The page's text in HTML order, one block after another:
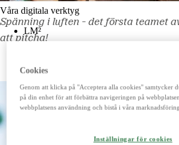
Våra digitala verktyg
LM²
reservdelar till dina maskiner och
mobilt som på datorn.
Mer om LM2
Spänning i luften - det första teamet
att pitcha!
Cookies
Genom att klicka på "Acceptera alla cookies" samtycker
på din enhet för att förbättra navigeringen på
webbplatsens användning och bistå i våra
Inställningar för cookies